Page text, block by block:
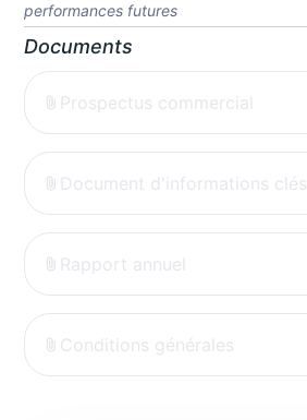
performances futures
Documents
Prospectus commercial
Document d'informations clés
Rapport annuel
Conditions générales